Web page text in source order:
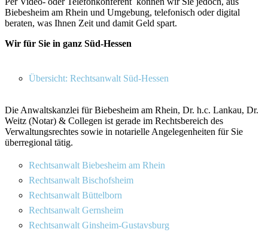
Biebesheim am Rhein und Umgebung, telefonisch oder digital
beraten, was Ihnen Zeit und damit Geld spart.
Wir für Sie in ganz Süd-Hessen
Übersicht: Rechtsanwalt Süd-Hessen
Die Anwaltskanzlei für Biebesheim am Rhein, Dr. h.c. Lankau, Dr.
Weitz (Notar) & Collegen ist gerade im Rechtsbereich des
Verwaltungsrechtes sowie in notarielle Angelegenheiten für Sie
überregional tätig.
Rechtsanwalt Biebesheim am Rhein
Rechtsanwalt Bischofsheim
Rechtsanwalt Büttelborn
Rechtsanwalt Gernsheim
Rechtsanwalt Ginsheim-Gustavsburg